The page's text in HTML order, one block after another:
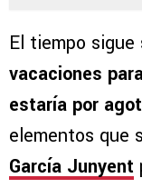
El tiempo sigue
vacaciones
estaría por
elementos que
García Junyent